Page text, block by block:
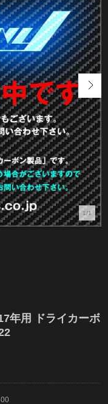
1/1
年用 ドライカーボ